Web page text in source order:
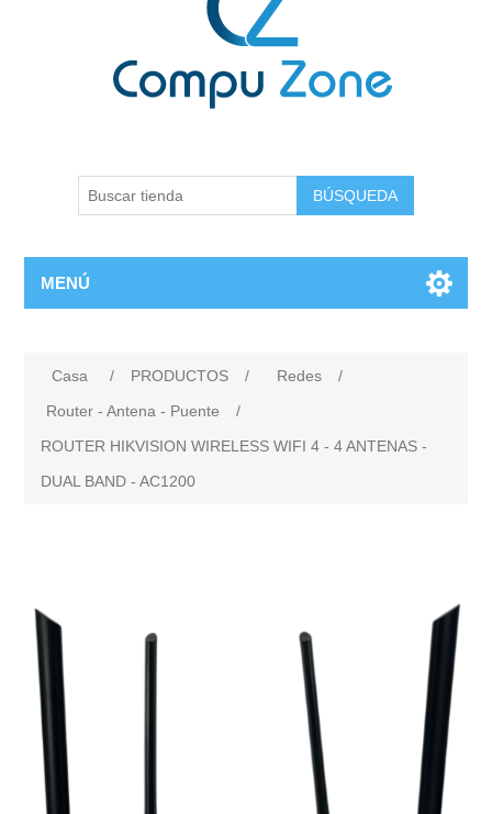
BÚSQUEDA
MENÚ
Casa / PRODUCTOS / Redes
/
Router - Antena - Puente
/
ROUTER HIKVISION WIRELESS WIFI 4 - 4 ANTENAS -
DUAL BAND - AC1200